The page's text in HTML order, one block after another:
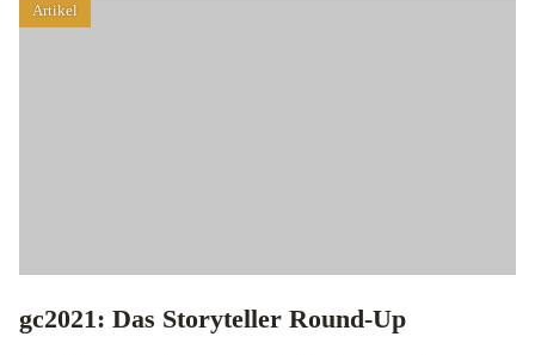
Artikel
gc2021: Das Storyteller Round-Up